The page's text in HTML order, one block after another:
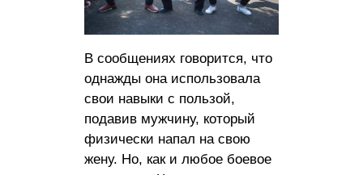
В сообщениях говорится, что
однажды она использовала
свои навыки с пользой,
подавив мужчину, который
физически напал на свою
жену. Но, как и любое боевое